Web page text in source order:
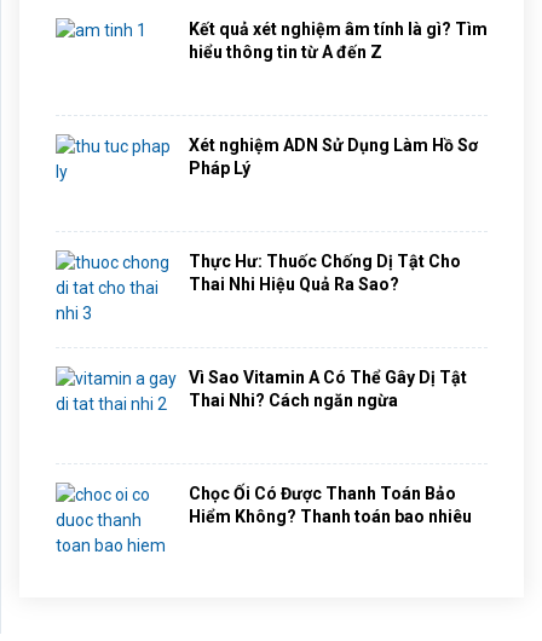
Kết quả xét nghiệm âm tính là gì? Tìm
hiểu thông tin từ A đến Z
Xét nghiệm ADN Sử Dụng Làm Hồ Sơ
Pháp Lý
Thực Hư: Thuốc Chống Dị Tật Cho
Thai Nhi Hiệu Quả Ra Sao?
Vì Sao Vitamin A Có Thể Gây Dị Tật
Thai Nhi? Cách ngăn ngừa
Chọc Ối Có Được Thanh Toán Bảo
Hiểm Không? Thanh toán bao nhiêu